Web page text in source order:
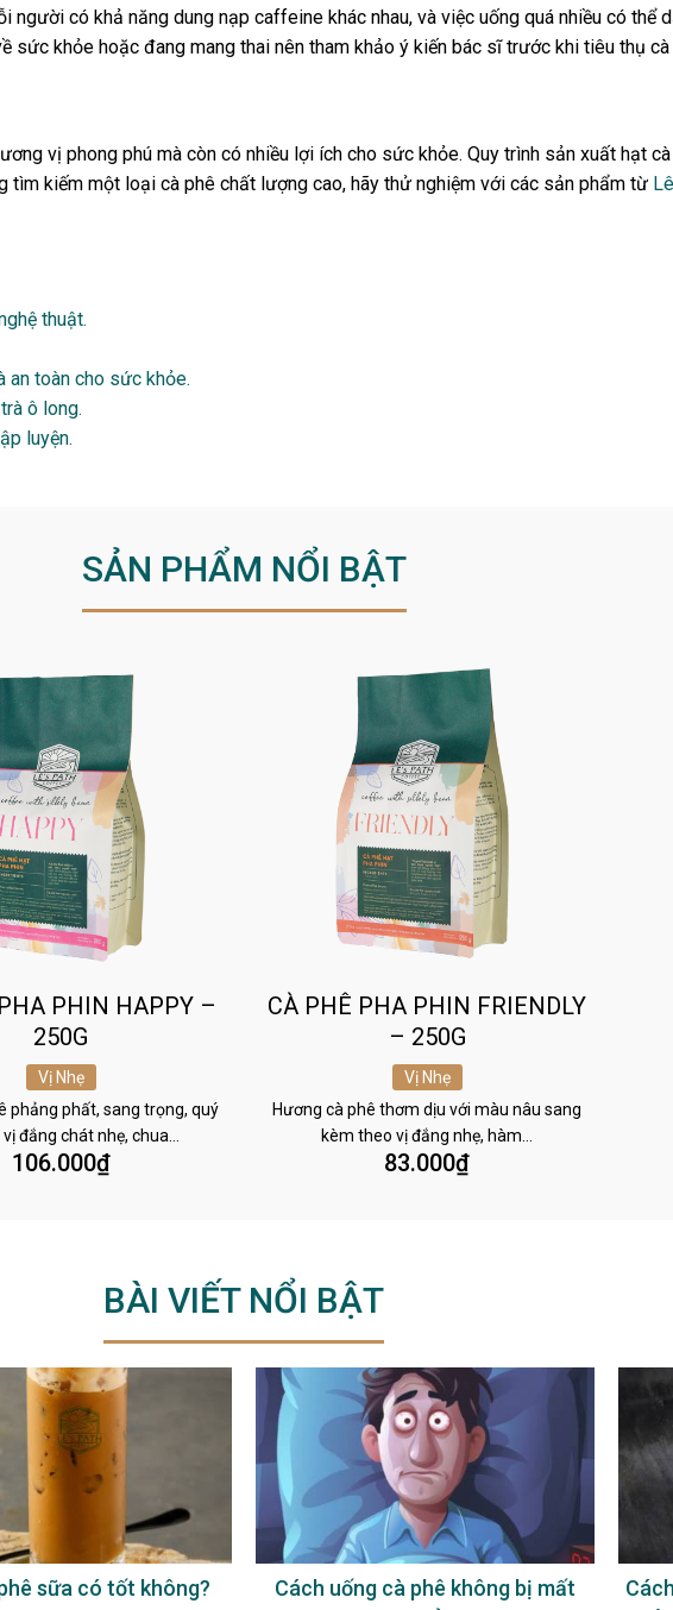
có khả năng dung nạp caffeine khác nhau, và việc uống quá nhiều có thể
sức khỏe hoặc đang mang thai nên tham khảo ý kiến bác sĩ trước khi tiêu thụ cà
vị phong phú mà còn có nhiều lợi ích cho sức khỏe. Quy trình sản xuất hạt
tìm kiếm một loại cà phê chất lượng cao, hãy thử nghiệm với các sản phẩm từ
thuật.
an toàn cho sức khỏe.
ô long.
luyện.
SẢN PHẨM NỔI BẬT
PHIN HAPPY –
250G
Vị Nhẹ
phảng phất, sang trọng, quý
đắng chát nhẹ, chua…
106.000₫
CÀ PHÊ PHA PHIN FRIENDLY
– 250G
Vị Nhẹ
Hương cà phê thơm dịu với màu nâu sang
kèm theo vị đắng nhẹ, hàm…
83.000₫
BÀI VIẾT NỔI BẬT
sữa có tốt không?
Cách uống cà phê không bị mất